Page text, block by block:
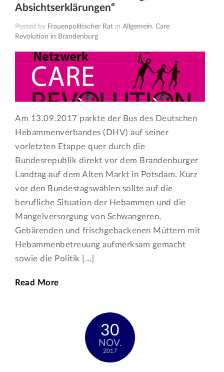
Absichtserklärungen“
Posted by Frauenpolitischer Rat inAllgemein,Care
Revolution in Brandenburg
Am 13.09.2017 parkte der Bus des Deutschen
Hebammenverbandes (DHV) auf seiner
vorletzten Etappe quer durch die
Bundesrepublik direkt vor dem Brandenburger
Landtag auf dem Alten Markt in Potsdam. Kurz
vor den Bundestagswahlen sollte auf die
berufliche Situation der Hebammen und die
Mangelversorgung von Schwangeren,
Gebärenden und frischgebackenen Müttern mit
Hebammenbetreuung aufmerksam gemacht
sowie die Politik […]
Read More
30
NOV.
2017